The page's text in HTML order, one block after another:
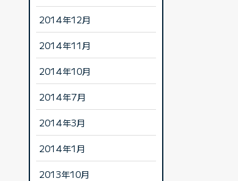
2014年12月
2014年11月
2014年10月
2014年7月
2014年3月
2014年1月
2013年10月